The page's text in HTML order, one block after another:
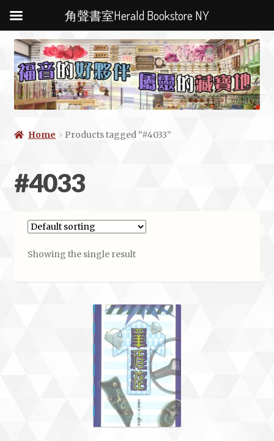
Home Products tagged “#4033”
#4033
Showing the single result
角聲書室Herald Bookstore NY